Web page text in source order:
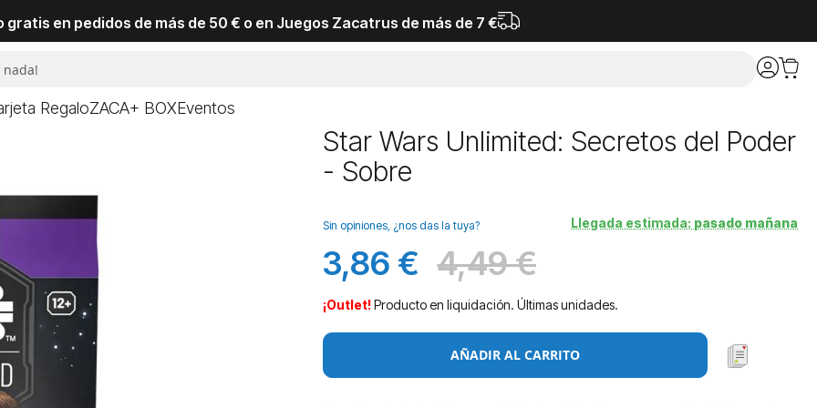
gratis en pedidos de más de 50 € o en Juegos Zacatrus de más de 7 €
RegaloZACA+ BOXEventos
Star Wars Unlimited: Secretos del Poder
- Sobre
Llegada estimada: pasado mañana
Sin opiniones, ¿nos das la tuya?
Precio
especial
3,86 € Antes
4,49 €
¡Outlet!Producto en liquidación. Últimas unidades.
AÑADIR AL CARRITO